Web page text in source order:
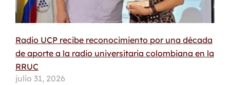
Radio UCP recibe reconocimiento por una década
de aporte a la radio universitaria colombiana en la
RRUC
julio 31, 2026